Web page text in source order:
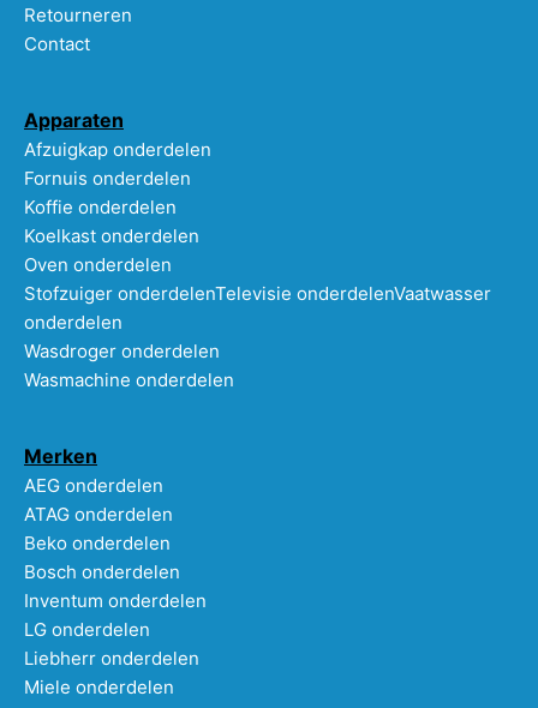
Retourneren
Contact
Apparaten
Afzuigkap onderdelen
Fornuis onderdelen
Koffie onderdelen
Koelkast onderdelen
Oven onderdelen
Stofzuiger onderdelenTelevisie onderdelenVaatwasser
onderdelen
Wasdroger onderdelen
Wasmachine onderdelen
Merken
AEG onderdelen
ATAG onderdelen
Beko onderdelen
Bosch onderdelen
Inventum onderdelen
LG onderdelen
Liebherr onderdelen
Miele onderdelen